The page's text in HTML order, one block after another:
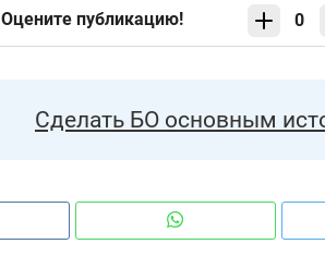
Оцените публикацию! 0
Сделать БО основным